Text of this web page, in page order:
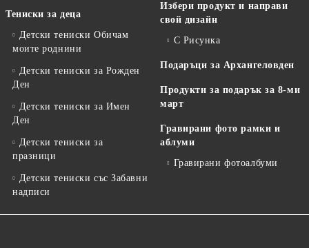
Тениски за деца
Детски тениски Обичам
моите роднини
Детски тениски за Рожден
Ден
Детски тениски за Имен
Ден
Детски тениски за
празници
Детски тениски със Забавни
надписи
Избери продукт и направи
свой дизайн
С Рисунка
Подаръци за Архангеловден
Продукти за подарък за 8-ми
март
Гравирани фото рамки и
аблуми
Гравирани фотоалбуми